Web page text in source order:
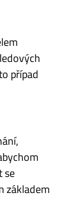
případ
se
základem